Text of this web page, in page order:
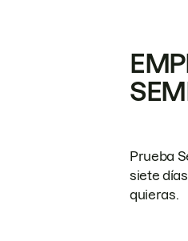
Prueba
siete
quieras.